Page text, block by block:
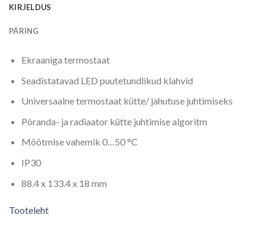
KIRJELDUS
PÄRING
Ekraaniga termostaat
Seadistatavad LED puutetundlikud klahvid
Universaalne termostaat kütte/ jahutuse juhtimiseks
Põranda- ja radiaator kütte juhtimise algoritm
Mõõtmise vahemik 0…50 °C
IP30
88.4 x 133.4 x 18 mm
Tooteleht